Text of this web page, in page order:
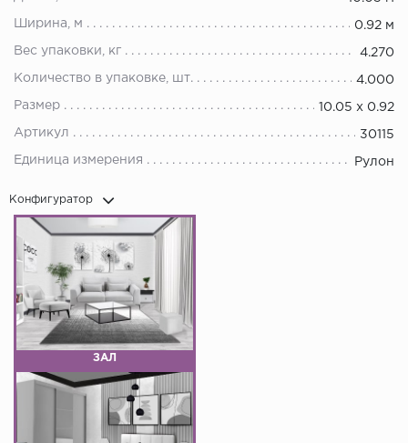
Ширина, м 0.92 м
Вес упаковки, кг 4.270
Количество в упаковке, шт. 4.000
Размер 10.05 х 0.92
Артикул 30115
Единица измерения Рулон
Конфигуратор
ЗАЛ